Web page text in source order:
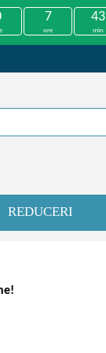
7
ore
43
min
REDUCERI